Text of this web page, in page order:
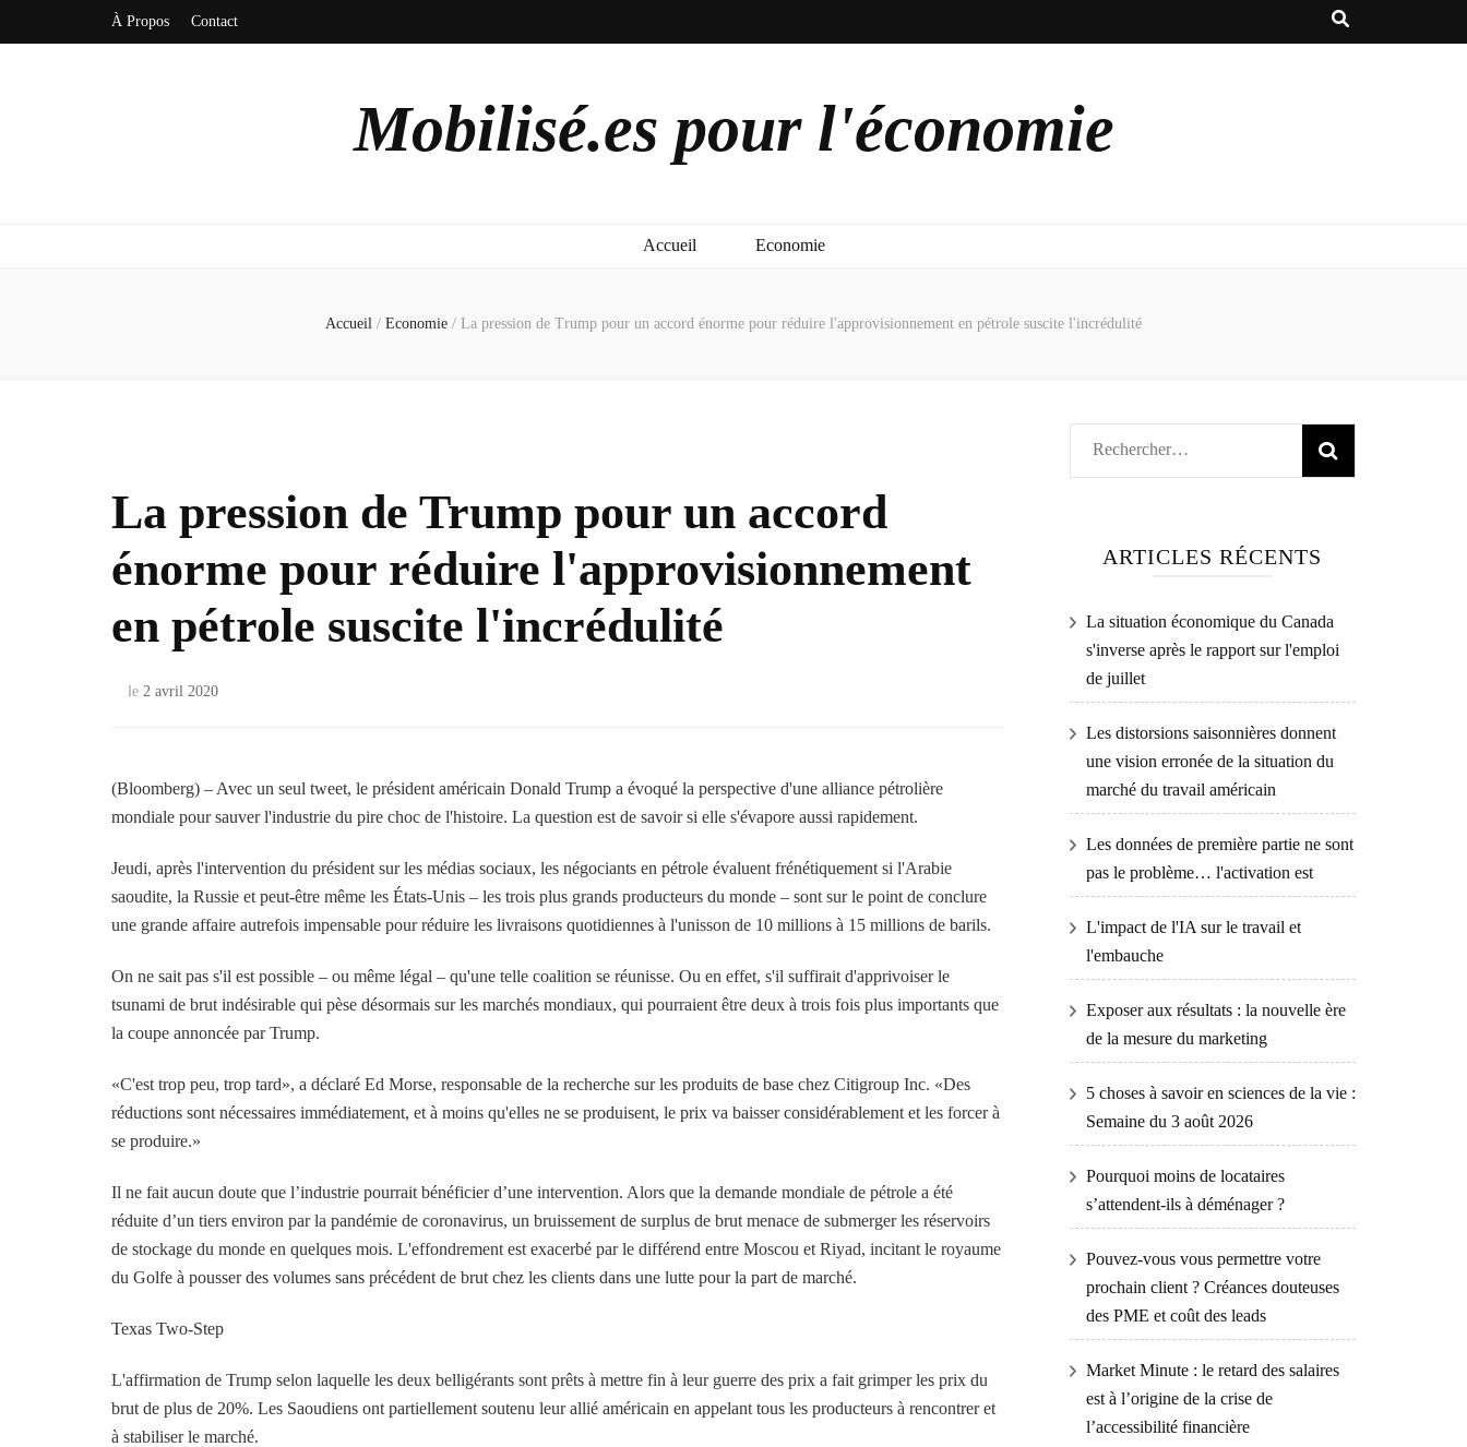
À Propos Contact
Mobilisé.es pour l'économie
Accueil Economie
Accueil / Economie / La pression de Trump pour un accord énorme pour réduire l'approvisionnement en pétrole suscite l'incrédulité
La pression de Trump pour un accord
énorme pour réduire l'approvisionnement
en pétrole suscite l'incrédulité
le 2 avril 2020
(Bloomberg) – Avec un seul tweet, le président américain Donald Trump a évoqué la perspective d'une alliance pétrolière
mondiale pour sauver l'industrie du pire choc de l'histoire. La question est de savoir si elle s'évapore aussi rapidement.
Jeudi, après l'intervention du président sur les médias sociaux, les négociants en pétrole évaluent frénétiquement si l'Arabie
saoudite, la Russie et peut-être même les États-Unis – les trois plus grands producteurs du monde – sont sur le point de conclure
une grande affaire autrefois impensable pour réduire les livraisons quotidiennes à l'unisson de 10 millions à 15 millions de barils.
On ne sait pas s'il est possible – ou même légal – qu'une telle coalition se réunisse. Ou en effet, s'il suffirait d'apprivoiser le
tsunami de brut indésirable qui pèse désormais sur les marchés mondiaux, qui pourraient être deux à trois fois plus importants que
la coupe annoncée par Trump.
«C'est trop peu, trop tard», a déclaré Ed Morse, responsable de la recherche sur les produits de base chez Citigroup Inc. «Des
réductions sont nécessaires immédiatement, et à moins qu'elles ne se produisent, le prix va baisser considérablement et les forcer à
se produire.»
Il ne fait aucun doute que l’industrie pourrait bénéficier d’une intervention. Alors que la demande mondiale de pétrole a été
réduite d’un tiers environ par la pandémie de coronavirus, un bruissement de surplus de brut menace de submerger les réservoirs
de stockage du monde en quelques mois. L'effondrement est exacerbé par le différend entre Moscou et Riyad, incitant le royaume
du Golfe à pousser des volumes sans précédent de brut chez les clients dans une lutte pour la part de marché.
Texas Two-Step
L'affirmation de Trump selon laquelle les deux belligérants sont prêts à mettre fin à leur guerre des prix a fait grimper les prix du
brut de plus de 20%. Les Saoudiens ont partiellement soutenu leur allié américain en appelant tous les producteurs à rencontrer et
à stabiliser le marché.
Rechercher :
ARTICLES RÉCENTS
La situation économique du Canada
s'inverse après le rapport sur l'emploi
de juillet
Les distorsions saisonnières donnent
une vision erronée de la situation du
marché du travail américain
Les données de première partie ne sont
pas le problème… l'activation est
L'impact de l'IA sur le travail et
l'embauche
Exposer aux résultats : la nouvelle ère
de la mesure du marketing
5 choses à savoir en sciences de la vie :
Semaine du 3 août 2026
Pourquoi moins de locataires
s’attendent-ils à déménager ?
Pouvez-vous vous permettre votre
prochain client ? Créances douteuses
des PME et coût des leads
Market Minute : le retard des salaires
est à l’origine de la crise de
l’accessibilité financière